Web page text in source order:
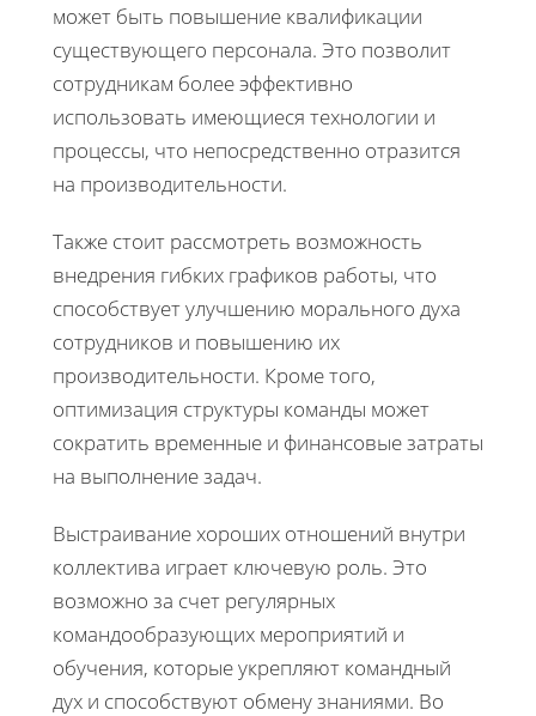
может быть повышение квалификации
существующего персонала. Это позволит
сотрудникам более эффективно
использовать имеющиеся технологии и
процессы, что непосредственно отразится
на производительности.
Также стоит рассмотреть возможность
внедрения гибких графиков работы, что
способствует улучшению морального духа
сотрудников и повышению их
производительности. Кроме того,
оптимизация структуры команды может
сократить временные и финансовые затраты
на выполнение задач.
Выстраивание хороших отношений внутри
коллектива играет ключевую роль. Это
возможно за счет регулярных
командообразующих мероприятий и
обучения, которые укрепляют командный
дух и способствуют обмену знаниями. Во